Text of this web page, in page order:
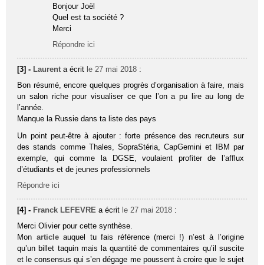
Bonjour Joël
Quel est ta société ?
Merci
Répondre ici
[3] - Laurent a écrit le 27 mai 2018 :
Bon résumé, encore quelques progrès d’organisation à faire, mais
un salon riche pour visualiser ce que l’on a pu lire au long de
l’année.
Manque la Russie dans ta liste des pays
Un point peut-être à ajouter : forte présence des recruteurs sur
des stands comme Thales, SopraStéria, CapGemini et IBM par
exemple, qui comme la DGSE, voulaient profiter de l’afflux
d’étudiants et de jeunes professionnels
Répondre ici
[4] - Franck LEFEVRE a écrit le 27 mai 2018 :
Merci Olivier pour cette synthèse.
Mon articleauquel tu fais référence (merci !) n’est à l’origine
qu’un billet taquin mais la quantité de commentaires qu’il suscite
et le consensus qui s’en dégage me poussent à croire que le sujet